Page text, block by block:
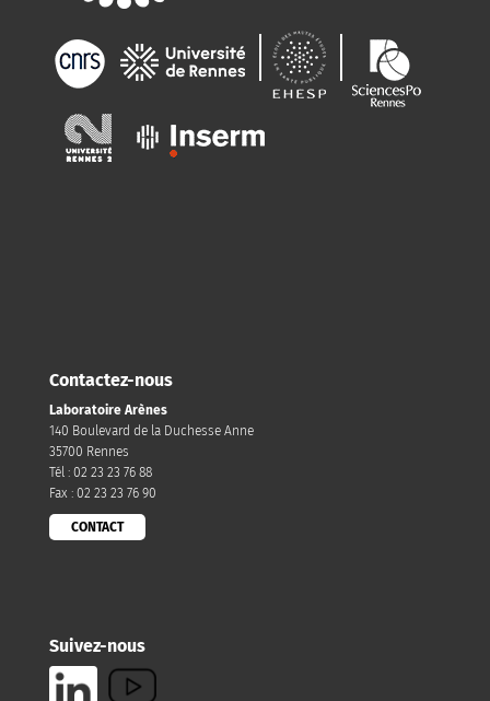
Contactez-nous
Laboratoire Arènes
140 Boulevard de la Duchesse Anne
35700 Rennes
Tél : 02 23 23 76 88
Fax : 02 23 23 76 90
CONTACT
Suivez-nous